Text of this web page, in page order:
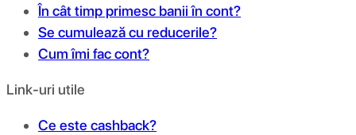
În cât timp primesc banii în cont?
Se cumulează cu reducerile?
Cum îmi fac cont?
Link-uri utile
Ce este cashback?